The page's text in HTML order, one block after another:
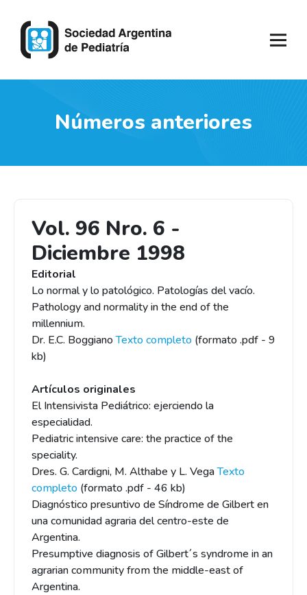
Números anteriores
Vol. 96 Nro. 6 -
Diciembre 1998
Editorial
Lo normal y lo patológico. Patologías del vacío.
Pathology and normality in the end of the
millennium.
Dr. E.C. BoggianoTexto completo (formato .pdf - 9
kb)
Artículos originales
El Intensivista Pediátrico: ejerciendo la
especialidad.
Pediatric intensive care: the practice of the
speciality.
Dres. G. Cardigni, M. Althabe y L. VegaTexto
completo (formato .pdf - 46 kb)
Diagnóstico presuntivo de Síndrome de Gilbert en
una comunidad agraria del centro-este de
Argentina.
Presumptive diagnosis of Gilbert´s syndrome in an
agrarian community from the middle-east of
Argentina.